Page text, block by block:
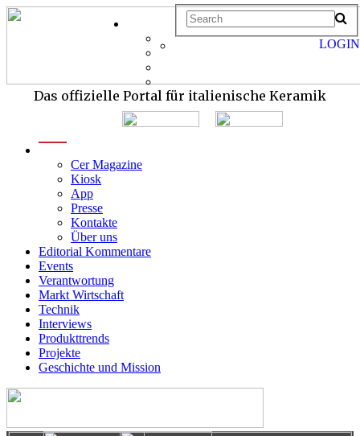
Das offizielle Portal für italienische Keramik
Cer Magazine
Kiosk
App
Presse
Kontakte
Über uns
Editorial Kommentare
Events
Verantwortung
Markt Wirtschaft
Technik
Interviews
Produkttrends
Projekte
Geschichte und Mission
LOGIN